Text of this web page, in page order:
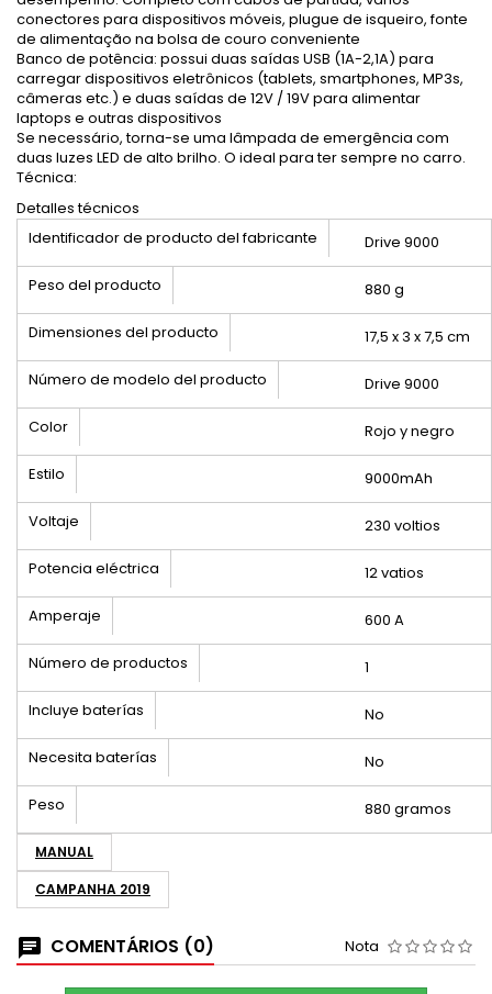
conectores para dispositivos móveis, plugue de isqueiro, fonte
de alimentação na bolsa de couro conveniente
Banco de potência: possui duas saídas USB (1A-2,1A) para
carregar dispositivos eletrônicos (tablets, smartphones, MP3s,
câmeras etc.) e duas saídas de 12V / 19V para alimentar
laptops e outras dispositivos
Se necessário, torna-se uma lâmpada de emergência com
duas luzes LED de alto brilho. O ideal para ter sempre no carro.
Técnica:
Detalles técnicos
Identificador de producto del fabricante
Drive 9000
Peso del producto 880 g
Dimensiones del producto 17,5 x 3 x 7,5 cm
Número de modelo del producto Drive 9000
Color Rojo y negro
Estilo 9000mAh
Voltaje 230 voltios
Potencia eléctrica 12 vatios
Amperaje 600 A
Número de productos 1
Incluye baterías No
Necesita baterías No
Peso 880 gramos
MANUAL
CAMPANHA 2019
COMENTÁRIOS (0) Nota